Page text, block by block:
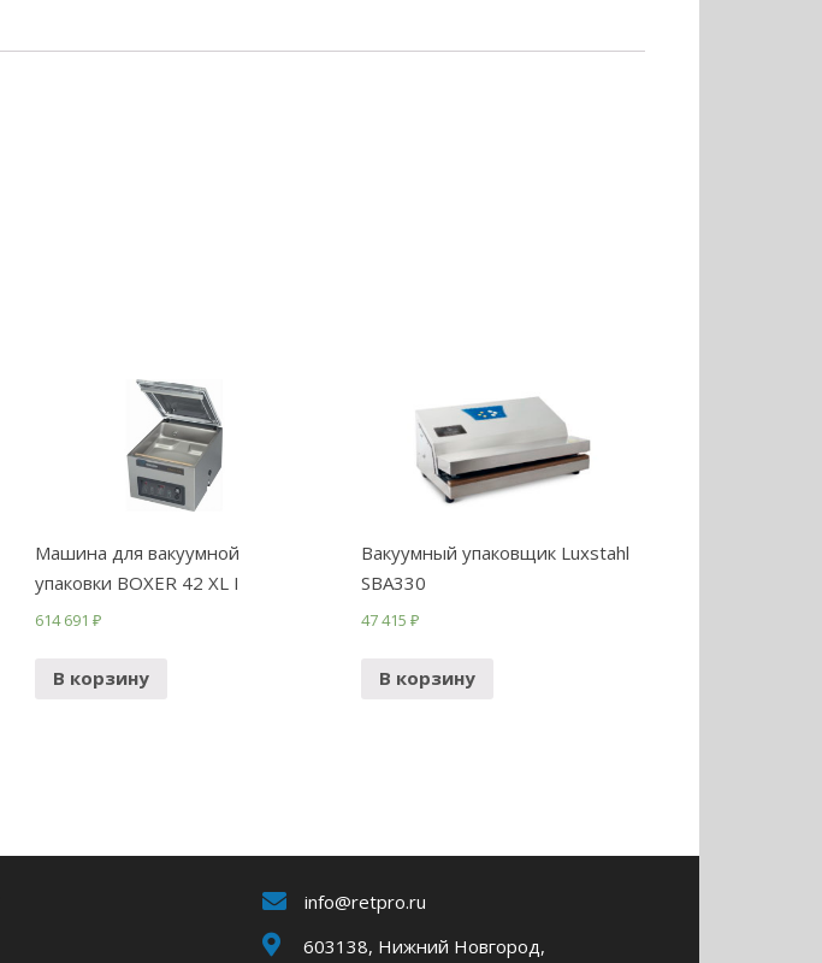
Машина для вакуумной
упаковки BOXER 42 XL I
614 691 ₽
В корзину
Вакуумный упаковщик Luxstahl
SBA330
47 415₽
В корзину
info@retpro.ru
603138, Нижний Новгород,